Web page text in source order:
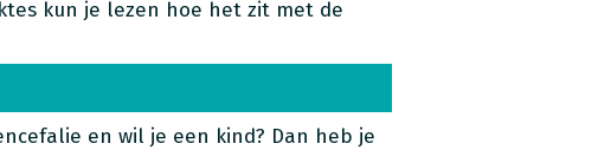
kun je lezen hoe het zit met de
en wil je een kind? Dan heb je